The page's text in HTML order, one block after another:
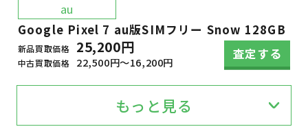
au
Google Pixel 7 au版SIMフリー Snow 128GB
新品買取価格 25,200円
中古買取価格 22,500円～16,200円
査定する
もっと見る